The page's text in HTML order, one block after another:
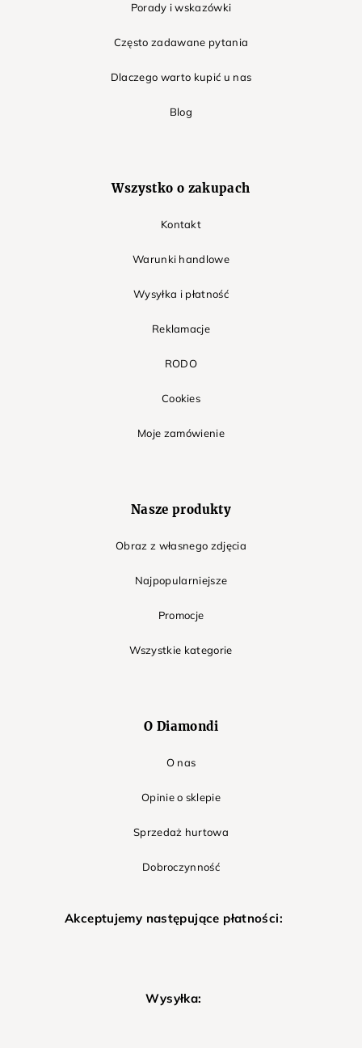
Porady i wskazówki
Często zadawane pytania
Dlaczego warto kupić u nas
Blog
Wszystko o zakupach
Kontakt
Warunki handlowe
Wysyłka i płatność
Reklamacje
RODO
Cookies
Moje zamówienie
Nasze produkty
Obraz z własnego zdjęcia
Najpopularniejsze
Promocje
Wszystkie kategorie
O Diamondi
O nas
Opinie o sklepie
Sprzedaż hurtowa
Dobroczynność
Akceptujemy następujące płatności:
Wysyłka: